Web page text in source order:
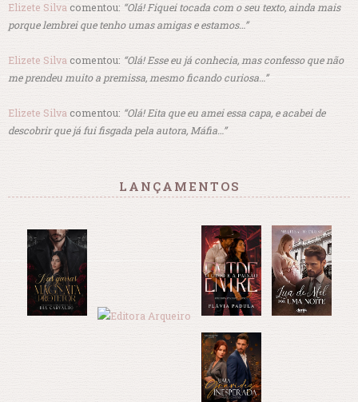
Elizete Silva comentou: “Olá! Fiquei tocada com o seu texto, ainda mais
porque lembrei que tenho umas amigas e estamos…”
Elizete Silva comentou: “Olá! Esse eu já conhecia, mas confesso que não
me prendeu muito a premissa, mesmo ficando curiosa…”
Elizete Silvacomentou: “Olá! Eita que eu amei essa capa, e acabei de
descobrir que já fui fisgada pela autora, Máfia…”
LANÇAMENTOS